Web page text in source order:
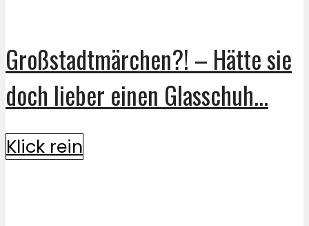
Großstadtmärchen?! – Hätte sie
doch lieber einen Glasschuh...
Klick rein